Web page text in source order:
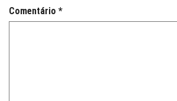
Comentário *